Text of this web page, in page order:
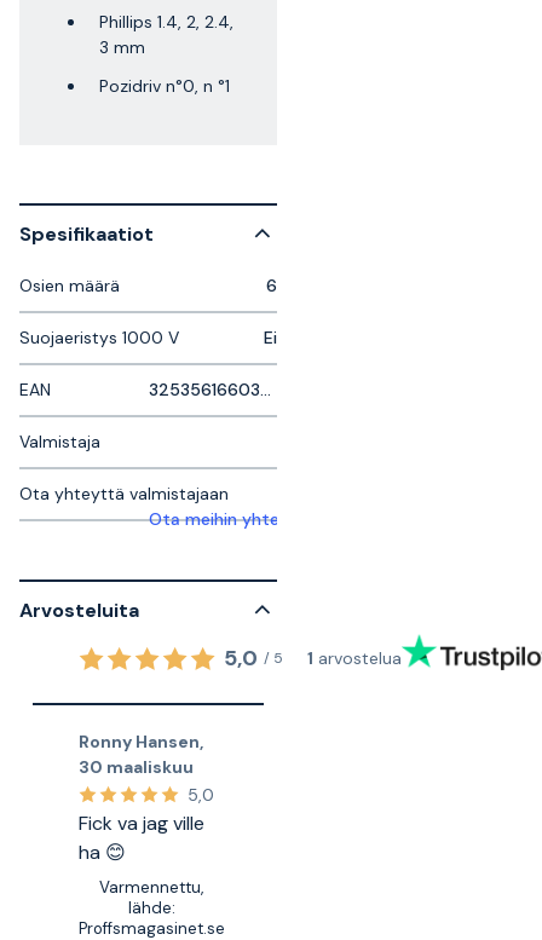
Phillips 1.4, 2, 2.4,
3 mm
Pozidriv n°0, n °1
Spesifikaatiot
Osien määrä 6
Suojaeristys 1000 V Ei
EAN 3253561660399
Valmistaja
Ota yhteyttä valmistajaan
Ota meihin yhteyttä saadaksesi lisätietoja
Arvosteluita
5,0 / 5 1 arvostelua
Ronny Hansen,
30 maaliskuu
5,0
Fick va jag ville
ha 😊
Varmennettu,
lähde:
Proffsmagasinet.se